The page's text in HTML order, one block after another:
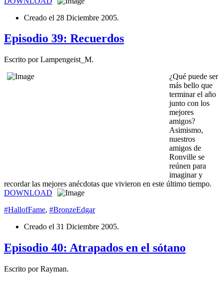
Creado el 28 Diciembre 2005.
Episodio 39: Recuerdos
Escrito por Lampengeist_M.
¿Qué puede ser
más bello que
terminar el año
junto con los
mejores
amigos?
Asimismo,
nuestros
amigos de
Ronville se
reúnen para
imaginar y
recordar las mejores anécdotas que vivieron en este último tiempo.
DOWNLOAD
#HallofFame, #BronzeEdgar
Creado el 31 Diciembre 2005.
Episodio 40: Atrapados en el sótano
Escrito por Rayman.